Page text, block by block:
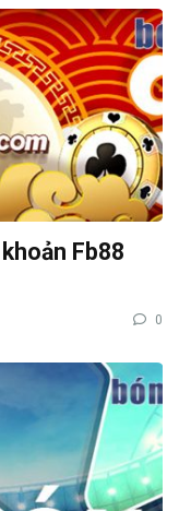
Fb88
0